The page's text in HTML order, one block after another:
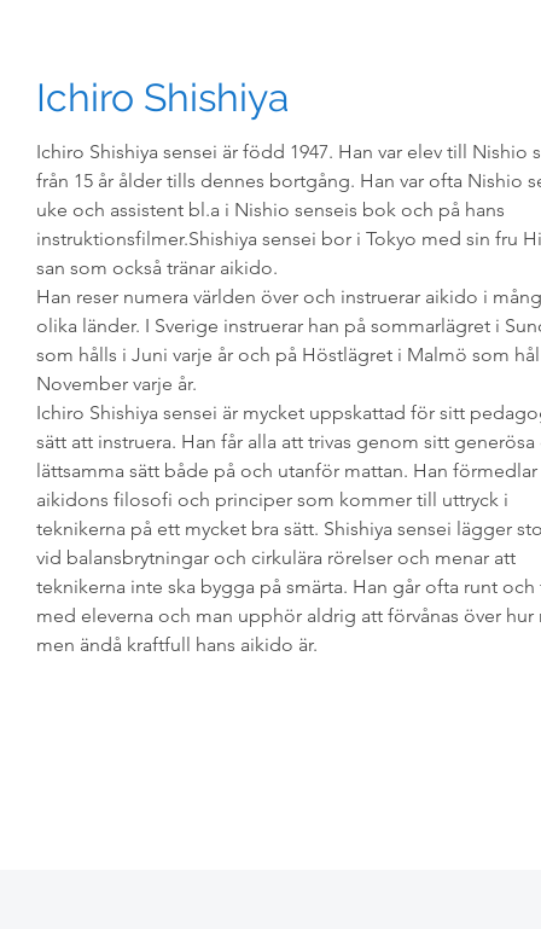
Ichiro Shishiya
Ichiro Shishiya sensei är född 1947. Han var elev till Nishio
från 15 år ålder tills dennes bortgång. Han var ofta Nishio
uke och assistent bl.a i Nishio senseis bok och på hans
instruktionsfilmer.Shishiya sensei bor i Tokyo med sin fru
san som också tränar aikido.
Han reser numera världen över och instruerar aikido i
olika länder. I Sverige instruerar han på sommarlägret i
som hålls i Juni varje år och på Höstlägret i Malmö som
November varje år.
Ichiro Shishiya sensei är mycket uppskattad för sitt
sätt att instruera. Han får alla att trivas genom sitt generösa
lättsamma sätt både på och utanför mattan. Han förmedlar
aikidons filosofi och principer som kommer till uttryck i
teknikerna på ett mycket bra sätt. Shishiya sensei lägger
vid balansbrytningar och cirkulära rörelser och menar att
teknikerna inte ska bygga på smärta. Han går ofta runt och
med eleverna och man upphör aldrig att förvånas över hur
men ändå kraftfull hans aikido är.